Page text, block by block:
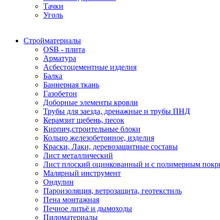
Тачки
Уголь
Стройматериалы
OSB - плита
Арматура
Асбестоцементные изделия
Балка
Баннерная ткань
Газобетон
Доборные элементы кровли
Трубы для заезда, дренажные и трубы ПНД
Керамзит щебень, песок
Кирпич,строительные блоки
Кольцо железобетонное, изделия
Краски, Лаки, деревозащитные составы
Лист металлический
Лист плоский оцинкованный и с полимерным
Малярный инструмент
Ондулин
Пароизоляция, ветрозащита, геотекстиль
Пена монтажная
Печное литьё и дымоходы
Пиломатериалы